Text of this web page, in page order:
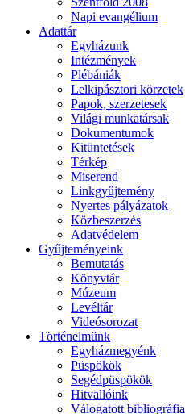
Napi evangélium
Adattár
Egyházunk
Intézmények
Plébániák
Lelkipásztori körzetek
Papok, szerzetesek
Világi munkatársak
Dokumentumok
Kitüntetések
Térkép
Miserend
Linkgyűjtemény
Nyertes pályázatok
Közbeszerzés
Adatvédelem
Gyűjteményeink
Bemutatás
Könyvtár
Múzeum
Levéltár
Videósorozat
Történelmünk
Egyházmegyénk
Püspökök
Segédpüspökök
Hitvallóink
Válogatott bibliográfia